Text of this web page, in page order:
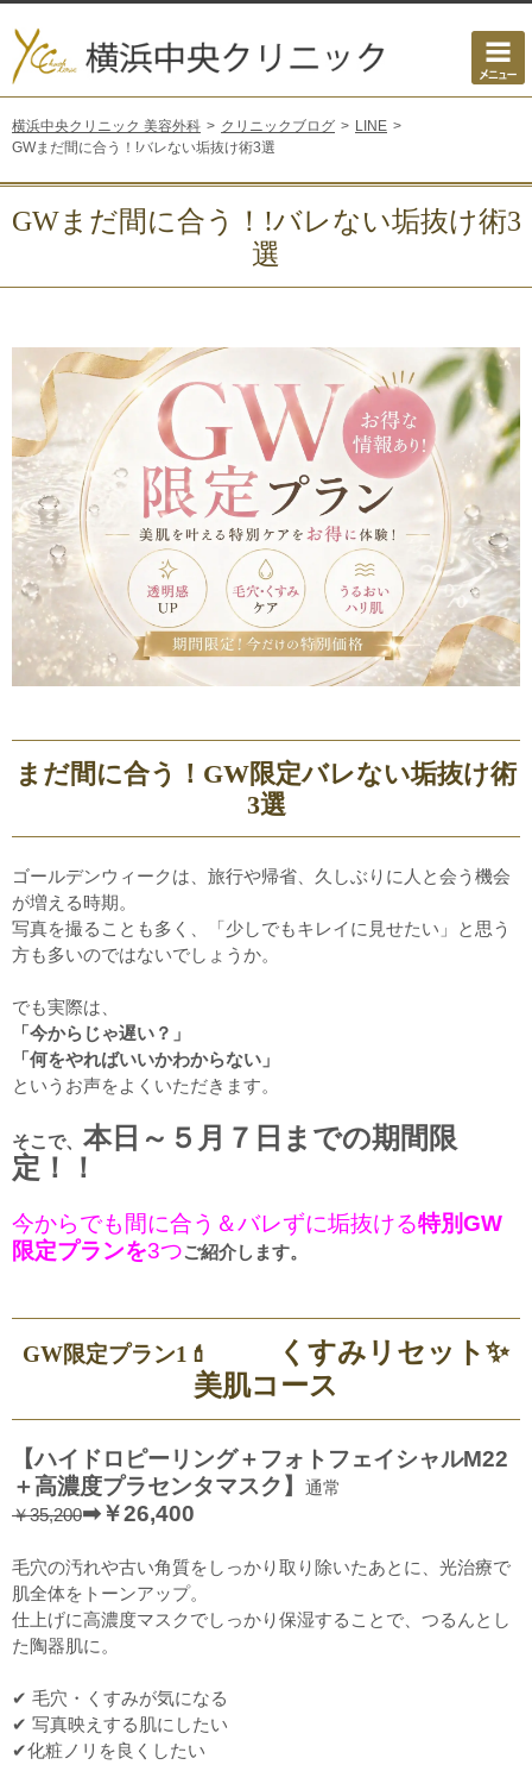
横浜中央クリニック 美容外科 クリニックブログ
LINE
GWまだ間に合う！!バレない垢抜け術3選
GWまだ間に合う！!バレない垢抜け術3
選
まだ間に合う！ GW限定バレない垢抜け術
3選
ゴールデンウィークは、旅行や帰省、久しぶりに人と会う機会
が増える時期。
写真を撮ることも多く、「少しでもキレイに見せたい」と思う
方も多いのではないでしょうか。
でも実際は、
「今からじゃ遅い？」
「何をやればいいかわからない」
というお声をよくいただきます。
そこで、 本日～５月７日までの期間限
定！！
今からでも間に合う＆バレずに垢抜ける特別GW
限定プランを3つご紹介します。
GW限定プラン1💄
くすみリセット✨
美肌コース
【ハイドロピーリング＋フォトフェイシャルM22
＋高濃度プラセンタマスク】
通常
￥35,200➡￥26,400
毛穴の汚れや古い角質をしっかり取り除いたあとに、光治療で
肌全体をトーンアップ。
仕上げに高濃度マスクでしっかり保湿することで、つるんとし
た陶器肌に。
✔ 毛穴・くすみが気になる
✔ 写真映えする肌にしたい
✔化粧ノリを良くしたい